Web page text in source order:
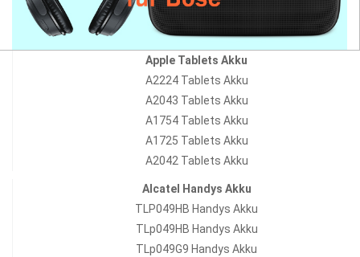
Apple Tablets Akku
A2224 Tablets Akku
A2043 Tablets Akku
A1754 Tablets Akku
A1725 Tablets Akku
A2042 Tablets Akku
Alcatel Handys Akku
TLP049HB Handys Akku
TLp049HB Handys Akku
TLp049G9 Handys Akku